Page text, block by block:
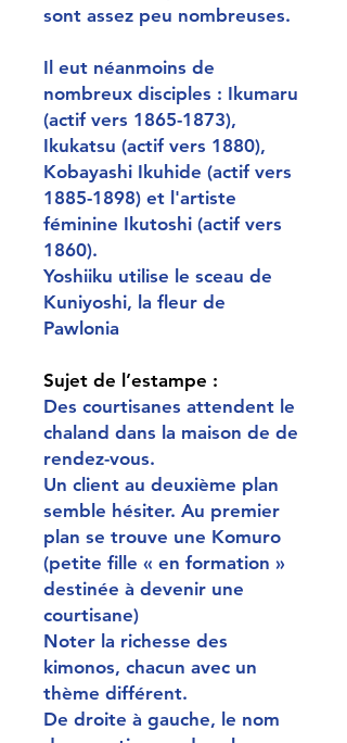
sont assez peu nombreuses.
Il eut néanmoins de
nombreux disciples : Ikumaru
(actif vers 1865-1873),
Ikukatsu (actif vers 1880),
Kobayashi Ikuhide (actif vers
1885-1898) et l'artiste
féminine Ikutoshi (actif vers
1860).
Yoshiiku utilise le sceau de
Kuniyoshi, la fleur de
Pawlonia
Sujet de l’estampe :
Des courtisanes attendent le
chaland dans la maison de de
rendez-vous.
Un client au deuxième plan
semble hésiter. Au premier
plan se trouve une Komuro
(petite fille « en formation »
destinée à devenir une
courtisane)
Noter la richesse des
kimonos, chacun avec un
thème différent.
De droite à gauche, le nom